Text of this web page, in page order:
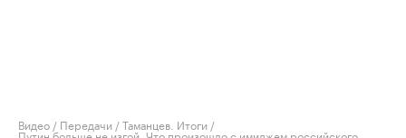
Видео / Передачи /Таманцев. Итоги /